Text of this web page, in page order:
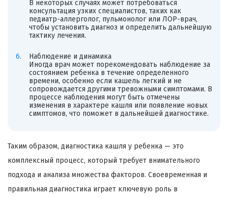
В некоторых случаях может потребоваться
консультация узких специалистов, таких как
педиатр-аллерголог, пульмонолог или ЛОР-врач,
чтобы установить диагноз и определить дальнейшую
тактику лечения.
Наблюдение и динамика
Иногда врач может порекомендовать наблюдение за
состоянием ребенка в течение определенного
времени, особенно если кашель легкий и не
сопровождается другими тревожными симптомами. В
процессе наблюдения могут быть отмечены
изменения в характере кашля или появление новых
симптомов, что поможет в дальнейшей диагностике.
Таким образом, диагностика кашля у ребенка — это
комплексный процесс, который требует внимательного
подхода и анализа множества факторов. Своевременная и
правильная диагностика играет ключевую роль в